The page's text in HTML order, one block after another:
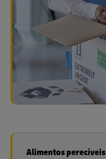
Alimentos perecíveis